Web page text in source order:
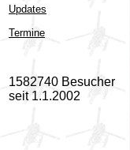
Updates
Termine
1582740 Besucher
seit 1.1.2002